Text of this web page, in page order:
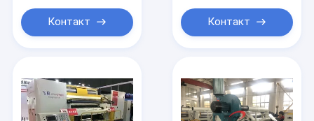
Контакт
управляемый
Контакт